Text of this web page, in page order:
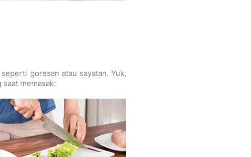
goresan atau sayatan. Yuk,
memasak: